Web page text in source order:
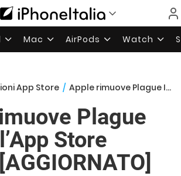
Mac AirPods Watch
App Store / Apple rimuove Plague Inc. dall’App Store cinese [AGGIORNATO]
Plague
Store